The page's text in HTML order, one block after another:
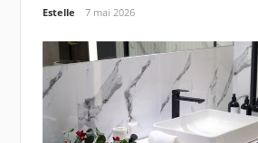
Estelle 7 mai 2026